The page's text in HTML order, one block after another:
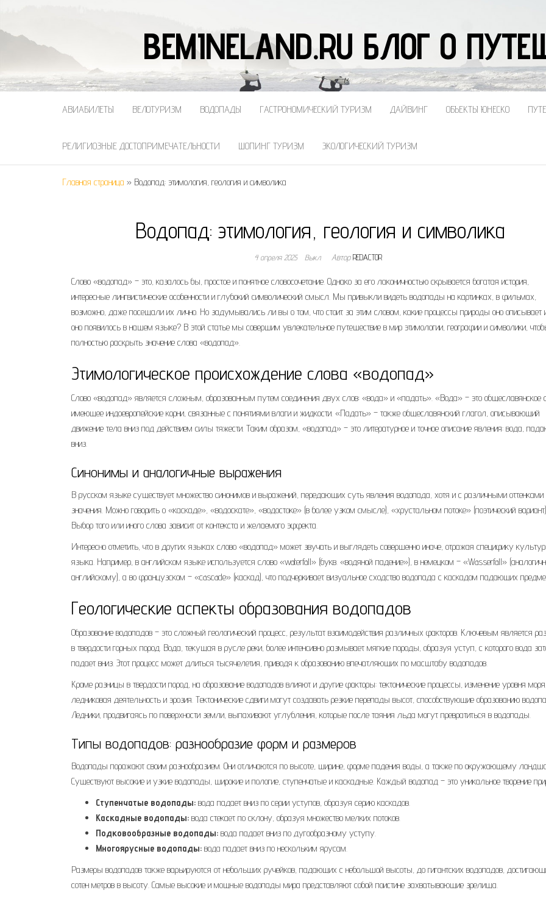
BEMINELAND.RU БЛОГ О
АВИАБИЛЕТЫ ВЕЛОТУРИЗМ ВОДОПАДЫ ГАСТРОНОМИЧЕСКИЙ ТУРИЗМ ДАЙВИНГ ОБЪЕКТЫ ЮНЕСКО
РЕЛИГИОЗНЫЕ ДОСТОПРИМЕЧАТЕЛЬНОСТИ ШОПИНГ ТУРИЗМ ЭКОЛОГИЧЕСКИЙ ТУРИЗМ
Главная страница » Водопад: этимология, геология и символика
Водопад: этимология, геология и символика
4 апреля 2025 Выкл. АвторREDACTOR
Слово «водопад» – это, казалось бы, простое и понятное словосочетание. Однако за его лаконичностью скрывается богатая история,
интересные лингвистические особенности и глубокий символический смысл. Мы привыкли видеть водопады на картинках, в фильмах,
возможно, даже посещали их лично. Но задумывались ли вы о том, что стоит за этим словом, какие процессы природы оно описывает
оно появилось в нашем языке? В этой статье мы совершим увлекательное путешествие в мир этимологии, географии и символики,
полностью раскрыть значение слова «водопад».
Этимологическое происхождение слова «водопад»
Слово «водопад» является сложным, образованным путем соединения двух слов: «вода» и «падать». «Вода» – это общеславянское
имеющее индоевропейские корни, связанные с понятиями влаги и жидкости. «Падать» – также общеславянский глагол, описывающий
движение тела вниз под действием силы тяжести. Таким образом, «водопад» – это литературное и точное описание явления: вода,
вниз.
Синонимы и аналогичные выражения
В русском языке существует множество синонимов и выражений, передающих суть явления водопада, хотя и с различными оттенками
значения. Можно говорить о «каскаде», «водоскате», «водостоке» (в более узком смысле), «хрустальном потоке» (поэтический
Выбор того или иного слова зависит от контекста и желаемого эффекта.
Интересно отметить, что в других языках слово «водопад» может звучать и выглядеть совершенно иначе, отражая специфику
языка. Например, в английском языке используется слово «waterfall» (букв. «водяной падение»), в немецком – «Wasserfall»
английскому), а во французском – «cascade» (каскад), что подчеркивает визуальное сходство водопада с каскадом падающих
Геологические аспекты образования водопадов
Образование водопадов – это сложный геологический процесс, результат взаимодействия различных факторов. Ключевым является
в твердости горных пород. Вода, текущая в русле реки, более интенсивно размывает мягкие породы, образуя уступ, с которого вода
падает вниз. Этот процесс может длиться тысячелетия, приводя к образованию впечатляющих по масштабу водопадов.
Кроме разницы в твердости пород, на образование водопадов влияют и другие факторы: тектонические процессы, изменение уровня
ледниковая деятельность и эрозия. Тектонические сдвиги могут создавать резкие перепады высот, способствующие образованию
Ледники, продвигаясь по поверхности земли, выпахивают углубления, которые после таяния льда могут превратиться в водопады.
Типы водопадов: разнообразие форм и размеров
Водопады поражают своим разнообразием. Они отличаются по высоте, ширине, форме падения воды, а также по окружающему
Существуют высокие и узкие водопады, широкие и пологие, ступенчатые и каскадные. Каждый водопад – это уникальное творение
Ступенчатые водопады: вода падает вниз по серии уступов, образуя серию каскадов.
Каскадные водопады: вода стекает по склону, образуя множество мелких потоков.
Подковообразные водопады: вода падает вниз по дугообразному уступу.
Многоярусные водопады: вода падает вниз по нескольким ярусам.
Размеры водопадов также варьируются от небольших ручейков, падающих с небольшой высоты, до гигантских водопадов,
сотен метров в высоту. Самые высокие и мощные водопады мира представляют собой поистине захватывающие зрелища.